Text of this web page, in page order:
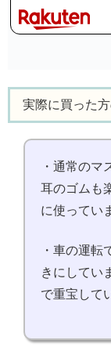
実際に買った方
・通常のマ
耳のゴムも
に使ってい
・車の運転
きにしてい
で重宝して